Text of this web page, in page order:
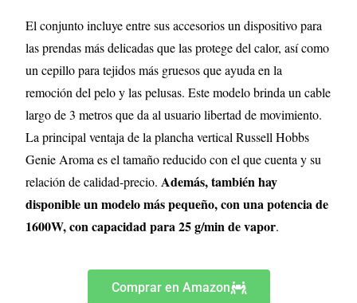
El conjunto incluye entre sus accesorios un dispositivo para
las prendas más delicadas que las protege del calor, así como
un cepillo para tejidos más gruesos que ayuda en la
remoción del pelo y las pelusas. Este modelo brinda un cable
largo de 3 metros que da al usuario libertad de movimiento.
La principal ventaja de la plancha vertical Russell Hobbs
Genie Aroma es el tamaño reducido con el que cuenta y su
relación de calidad-precio. Además, también hay
disponible un modelo más pequeño, con una potencia de
1600W, con capacidad para 25 g/min de vapor.
Comprar en Amazon